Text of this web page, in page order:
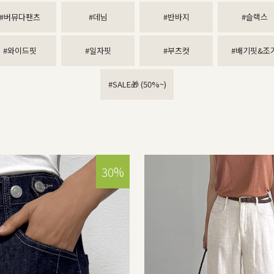
버뮤다팬츠 #데님 #반바지 #슬랙스
#와이드핏 #일자핏 #부츠컷 #배기핏&조
#SALE🎁 (50%~)
30%